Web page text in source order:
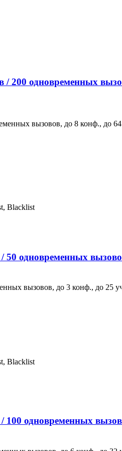
/ 200 одновременных
вызовов, до 8 конф., до
Blacklist
50 одновременных
вызовов, до 3 конф., до
Blacklist
100 одновременных